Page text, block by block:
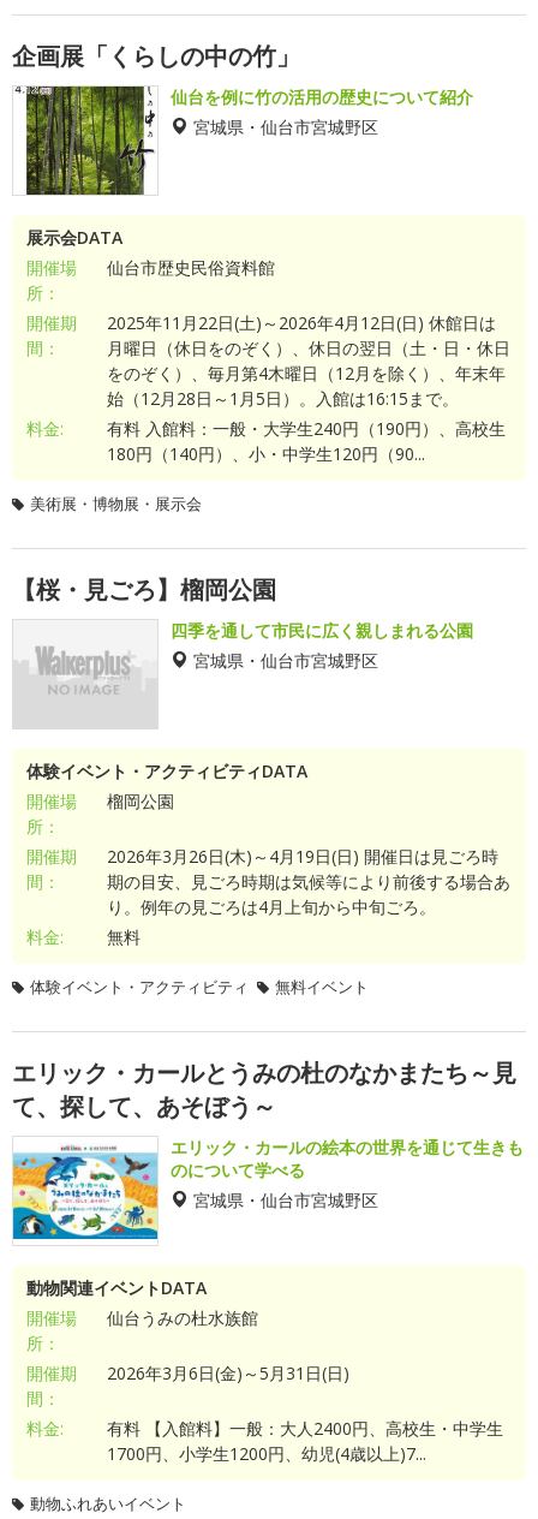
企画展「くらしの中の竹」
仙台を例に竹の活用の歴史について紹介
宮城県・仙台市宮城野区
展示会DATA
開催場
所：
仙台市歴史民俗資料館
開催期
間：
2025年11月22日(土)～2026年4月12日(日) 休館日は
月曜日（休日をのぞく）、休日の翌日（土・日・休日
をのぞく）、毎月第4木曜日（12月を除く）、年末年
始（12月28日～1月5日）。入館は16:15まで。
料金:
有料 入館料：一般・大学生240円（190円）、高校生
180円（140円）、小・中学生120円（90...
美術展・博物展・展示会
【桜・見ごろ】榴岡公園
四季を通して市民に広く親しまれる公園
宮城県・仙台市宮城野区
体験イベント・アクティビティDATA
開催場
所：
榴岡公園
開催期
間：
2026年3月26日(木)～4月19日(日) 開催日は見ごろ時
期の目安、見ごろ時期は気候等により前後する場合あ
り。例年の見ごろは4月上旬から中旬ごろ。
料金:
無料
体験イベント・アクティビティ 無料イベント
エリック・カールとうみの杜のなかまたち～見
て、探して、あそぼう～
エリック・カールの絵本の世界を通じて生きも
のについて学べる
宮城県・仙台市宮城野区
動物関連イベントDATA
開催場
所：
仙台うみの杜水族館
開催期
間：
2026年3月6日(金)～5月31日(日)
料金:
有料 【入館料】一般：大人2400円、高校生・中学生
1700円、小学生1200円、幼児(4歳以上)7...
動物ふれあいイベント